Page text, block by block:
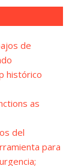
de
histórico
as
del
para